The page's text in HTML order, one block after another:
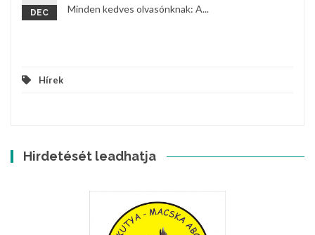
DEC Minden kedves olvasónknak: A...
Hírek
Hirdetését leadhatja